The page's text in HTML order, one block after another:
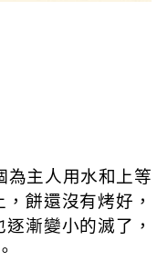
為主人用水和上等
餅還沒有烤好，
漸變小的滅了，